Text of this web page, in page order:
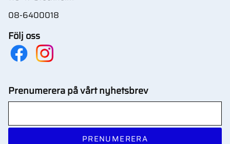
08-6400018
Följ oss
Prenumerera på vårt nyhetsbrev
PRENUMERERA